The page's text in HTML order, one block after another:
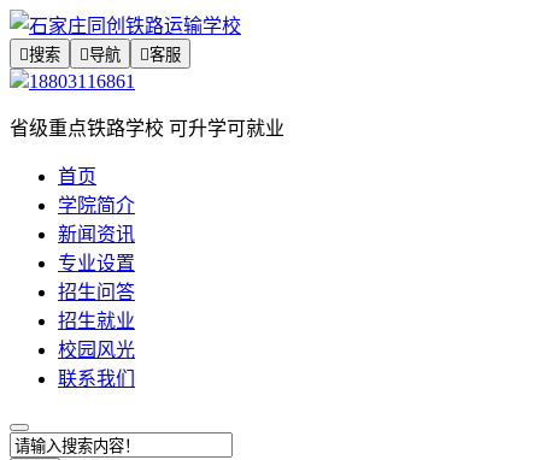
搜索 导航 客服
18803116861
省级重点铁路学校 可升学可就业
首页
学院简介
新闻资讯
专业设置
招生问答
招生就业
校园风光
联系我们